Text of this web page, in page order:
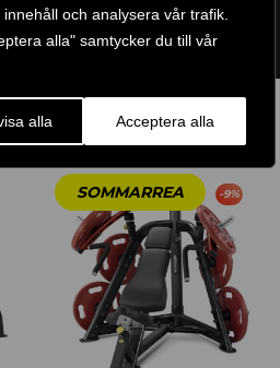
och analysera vår trafik.
alla" samtycker du till vår
alla Acceptera alla
PLM-19-1
POWERTEC
-9%